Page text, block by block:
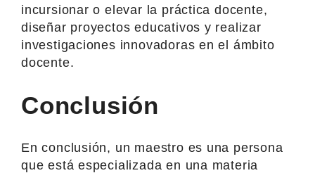
incursionar o elevar la práctica docente,
diseñar proyectos educativos y realizar
investigaciones innovadoras en el ámbito
docente.
Conclusión
En conclusión, un maestro es una persona
que está especializada en una materia